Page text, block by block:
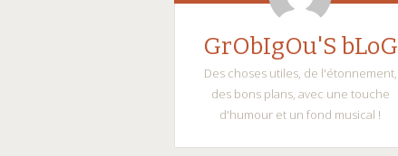
GrObIgOu'S bLoG
Des choses utiles, de l'étonnement,
des bons plans, avec une touche
d'humour et un fond musical !